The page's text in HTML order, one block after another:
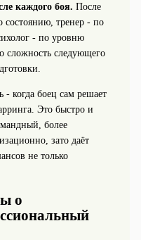
каждого боя. После
состоянию, тренер - по
- по уровню
сложность следующего
когда боец сам решает
Это быстро и
более
зато даёт
не только
о